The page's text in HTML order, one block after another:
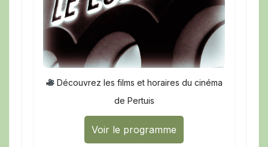
Découvrez les films et horaires du cinéma
de Pertuis
Voir le programme